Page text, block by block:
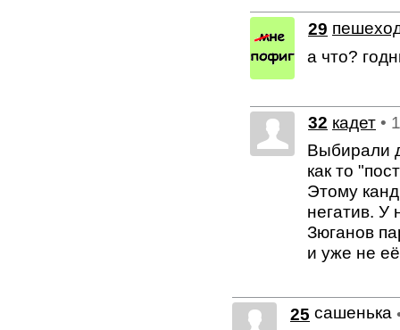
29
а что?
32 кадет •
Выбирали
как то
Этому
негатив. У
Зюганов
и уже не
25 сашенька